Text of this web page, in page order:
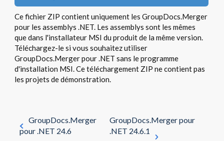
Ce fichier ZIP contient uniquement les GroupDocs.Merger
pour les assemblys .NET. Les assemblys sont les mêmes
que dans l'installateur MSI du produit de la même version.
Téléchargez-le si vous souhaitez utiliser
GroupDocs.Merger pour .NET sans le programme
d'installation MSI. Ce téléchargement ZIP ne contient pas
les projets de démonstration.
GroupDocs.Merger
pour .NET 24.6
GroupDocs.Merger pour
.NET 24.6.1